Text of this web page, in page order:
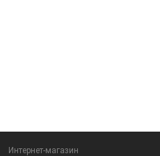
Интернет-магазин